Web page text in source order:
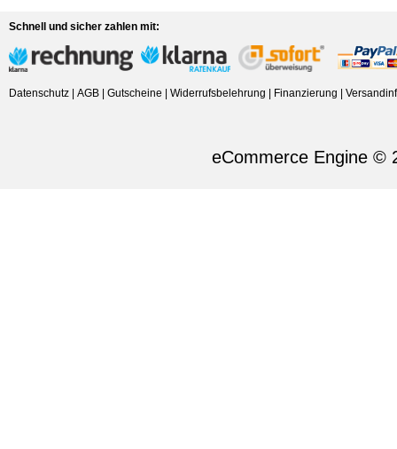
Schnell und sicher zahlen mit:
Datenschutz | AGB | Gutscheine | Widerrufsbelehrung | Finanzierung |
eCommerce Engine ©